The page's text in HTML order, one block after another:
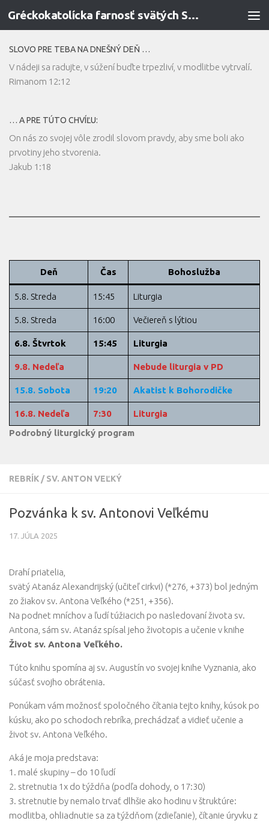
Preskočiť na obsah Gréckokatolícka farnosť svätých Sedmopočetníkov v Prievidzi
REBRÍK / SV. ANTON VEĽKÝ
Pozvánka k sv. Antonovi Veľkému
17. JÚLA 2025
Drahí priatelia,
svätý Atanáz Alexandrijský (učiteľ cirkvi) (*276, +373) bol jedným
zo žiakov sv. Antona Veľkého (*251, +356).
Na podnet mníchov a ľudí túžiacich po nasledovaní života sv.
Antona, sám sv. Atanáz spísal jeho životopis a učenie v knihe
Život sv. Antona Veľkého.
Túto knihu spomína aj sv. Augustín vo svojej knihe Vyznania, ako
súčasť svojho obrátenia.
Ponúkam vám možnosť spoločného čítania tejto knihy, kúsok po
kúsku, ako po schodoch rebríka, prechádzať a vidieť učenie a
život sv. Antona Veľkého.
Aká je moja predstava:
1. malé skupiny – do 10 ľudí
2. stretnutia 1x do týždňa (podľa dohody, o 17:30)
3. stretnutie by nemalo trvať dlhšie ako hodinu v štruktúre:
modlitba, ohliadnutie sa za týždňom (zdieľanie), čítanie úryvku z
SLOVO PRE TEBA NA DNEŠNÝ DEŇ …
V nádeji sa radujte, v súžení buďte trpezliví, v modlitbe vytrvalí.
Rimanom 12:12
… A PRE TÚTO CHVÍĽU:
On nás zo svojej vôle zrodil slovom pravdy, aby sme boli ako
prvotiny jeho stvorenia.
Jakub 1:18
Deň Čas Bohoslužba
5.8. Streda 15:45 Liturgia
5.8. Streda 16:00 Večiereň s lýtiou
6.8. Štvrtok 15:45 Liturgia
9.8. Nedeľa Nebude liturgia v PD
15.8. Sobota 19:20 Akatist k Bohorodičke
16.8. Nedeľa 7:30
Liturgia
Podrobný liturgický program